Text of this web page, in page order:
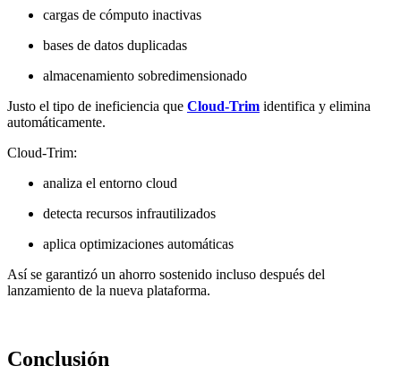
cargas de cómputo inactivas
bases de datos duplicadas
almacenamiento sobredimensionado
Justo el tipo de ineficiencia que Cloud-Trim identifica y elimina
automáticamente.
Cloud-Trim:
analiza el entorno cloud
detecta recursos infrautilizados
aplica optimizaciones automáticas
Así se garantizó un ahorro sostenido incluso después del
lanzamiento de la nueva plataforma.
Conclusión